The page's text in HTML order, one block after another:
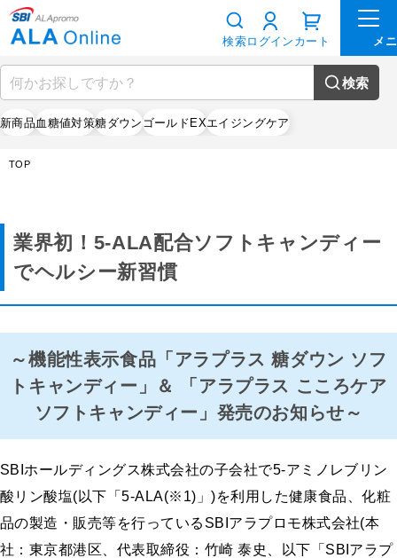
検索
新商品血糖値対策糖ダウンゴールドEXエイジングケア
検索ログイン カート
TOP
業界初！5-ALA配合ソフトキャンディー
でヘルシー新習慣
～機能性表示食品「アラプラス 糖ダウン ソフ
トキャンディー」＆ 「アラプラス こころケア
ソフトキャンディー」発売のお知らせ～
SBIホールディングス株式会社の子会社で5-アミノレブリン
酸リン酸塩(以下「5-ALA(※1)」)を利用した健康食品、化粧
品の製造・販売等を行っているSBIアラプロモ株式会社(本
社：東京都港区、代表取締役：竹崎 泰史、以下「SBIアラプ